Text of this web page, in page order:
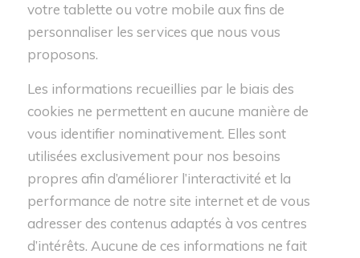
votre tablette ou votre mobile aux fins de
personnaliser les services que nous vous
proposons.
Les informations recueillies par le biais des
cookies ne permettent en aucune manière de
vous identifier nominativement. Elles sont
utilisées exclusivement pour nos besoins
propres afin d’améliorer l’interactivité et la
performance de notre site internet et de vous
adresser des contenus adaptés à vos centres
d’intérêts. Aucune de ces informations ne fait